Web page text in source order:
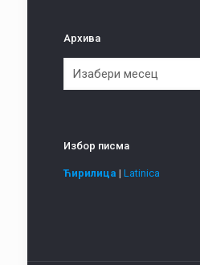
Архива
Избор писма
Ћирилица | Latinica